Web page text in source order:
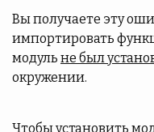
Вы получаете эту
импортировать
модуль не был
окружении.
Чтобы установить